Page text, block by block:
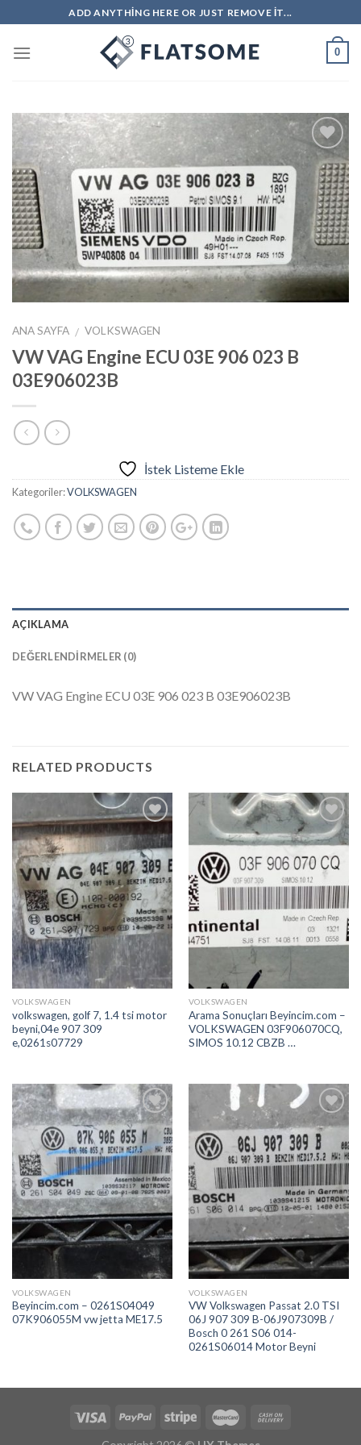
to
content
ADD ANYTHING HERE OR JUST REMOVE IT...
0
İstek
Listeme
Ekle
ANA SAYFA / VOLKSWAGEN
VW VAG Engine ECU 03E 906 023 B
03E906023B
İstek Listeme Ekle
Kategoriler:VOLKSWAGEN
AÇIKLAMA
DEĞERLENDIRMELER (0)
VW VAG Engine ECU 03E 906 023 B 03E906023B
RELATED PRODUCTS
İstek
Listeme
Ekle
VOLKSWAGEN
volkswagen, golf 7, 1.4 tsi motor
beyni,04e 907 309
e,0261s07729
İstek
Listeme
Ekle
VOLKSWAGEN
Arama Sonuçları Beyincim.com –
VOLKSWAGEN 03F906070CQ,
SIMOS 10.12 CBZB …
İstek
Listeme
Ekle
VOLKSWAGEN
Beyincim.com – 0261S04049
07K906055M vw jetta ME17.5
İstek
Listeme
Ekle
VOLKSWAGEN
VW Volkswagen Passat 2.0 TSI
06J 907 309 B-06J907309B /
Bosch 0 261 S06 014-
0261S06014 Motor Beyni